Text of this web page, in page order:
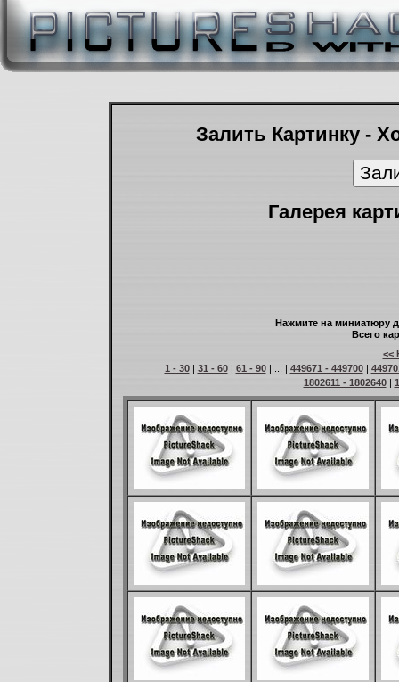
Залить Картинку -
Галерея
Нажмите на миниатюру
Всего
<<
1 - 30| 31 - 60| 61 - 90| ... | 449671 - 449700|
1802611 - 1802640|